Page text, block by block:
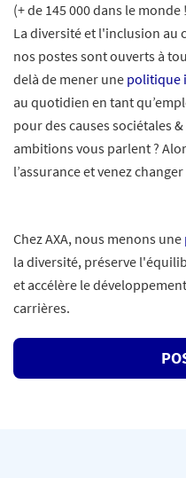
(+ de 145 000 dans le monde
La diversité et l'inclusion
nos postes sont ouverts à
delà de mener une politique
au quotidien en tant
pour des causes sociétales
ambitions vous parlent ?
l’assurance et venez
Chez AXA, nous menons une
la diversité, préserve
et accélère le
carrières.